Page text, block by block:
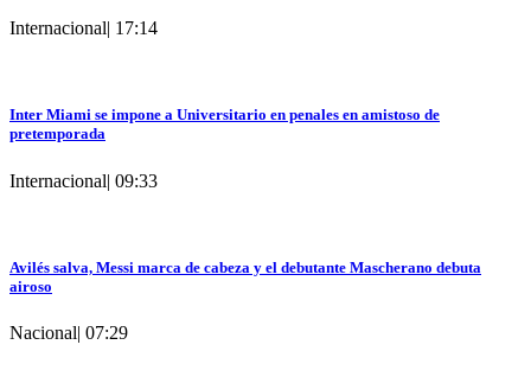
Internacional| 17:14
Inter Miami se impone a Universitario en penales en amistoso de
pretemporada
Internacional| 09:33
Avilés salva, Messi marca de cabeza y el debutante Mascherano debuta
airoso
Nacional| 07:29